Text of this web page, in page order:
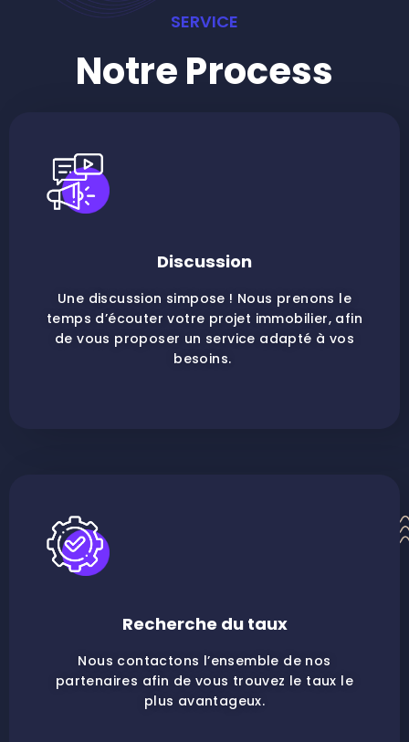
SERVICE
Notre Process
Discussion
Une discussion simpose ! Nous prenons le
temps d’écouter votre projet immobilier, afin
de vous proposer un service adapté à vos
besoins.
Recherche du taux
Nous contactons l’ensemble de nos
partenaires afin de vous trouvez le taux le
plus avantageux.